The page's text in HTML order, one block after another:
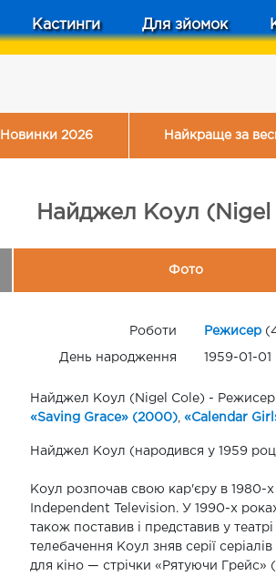
Кастинги Для зйомок
Новинки 2026 Найкраще за
Найджел Коул (Nigel
Фото
Роботи Режисер
День народження 1959-01-01
Найджел Коул (Nigel Cole) - Режисер
«Saving Grace» (2000) «Calendar
Найджел Коул (народився у 1959
Коул розпочав свою кар'єру в 1980-
Independent Television. У 1990-х
також поставив і представив у
телебачення Коул зняв серії
для кіно — стрічки «Рятуючи